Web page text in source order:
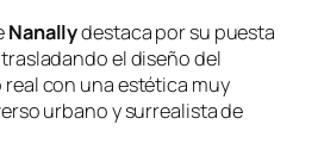
Nanallydestaca por su puesta
el diseño del
con una estética muy
urbano y surrealista de